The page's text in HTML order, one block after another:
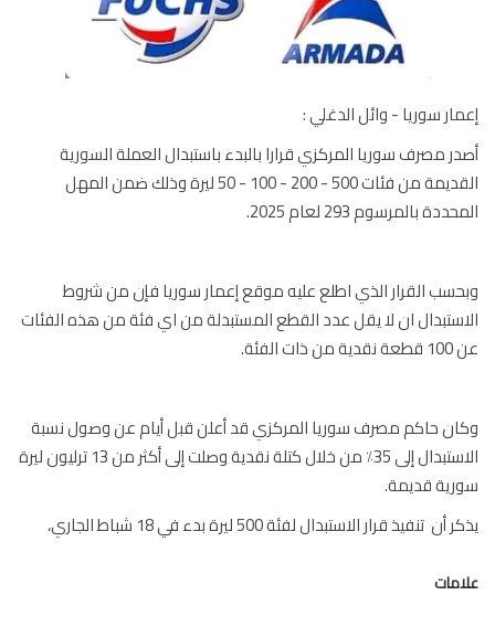
سوريا - وائل الدغلي :
مصرف سوريا المركزي قرارا بالبدء باستبدال العملة السورية
القديمة من فئات 500 - 200 - 100 - 50 ليرة وذلك ضمن المهل
بالمرسوم 293 لعام 2025.
القرار الذي اطلع عليه موقع إعمار سوريا فإن من شروط
ان لا يقل عدد القطع المستبدلة من اي فئة من هذه الفئات
حاكم مصرف سوريا المركزي قد أعلن قبل أيام عن وصول نسبة
الاستبدال إلى 35٪ من خلال كتلة نقدية وصلت إلى أكثر من 13 ترليون ليرة
قديمة.
تنفيذ قرار الاستبدال لفئة 500 ليرة بدء في 18 شباط الجاري،